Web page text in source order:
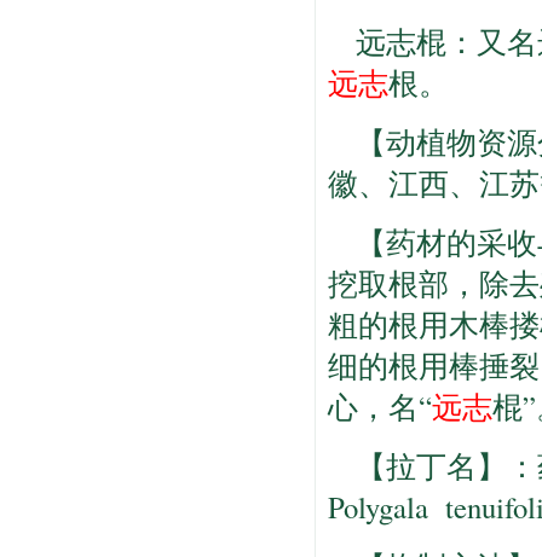
远志棍：又
远志根。
【动植物资
徽、江西、江
【药材的采
挖取根部，除
粗的根用木棒
细的根用棒捶
心，名“远志棍
【拉丁名】
Polygala